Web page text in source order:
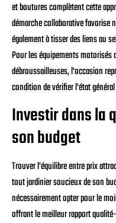
et boutures complètent cette
démarche collaborative favorise
également à tisser des liens au
Pour les équipements
débroussailleuses, l'occasion
condition de vérifier l'état
Investir dans la
son budget
Trouver l'équilibre entre prix
tout jardinier soucieux de son
nécessairement opter pour le
offrant le meilleur rapport